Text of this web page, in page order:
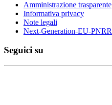
Amministrazione trasparente
Informativa privacy
Note legali
Next-Generation-EU-PNRR
Seguici su